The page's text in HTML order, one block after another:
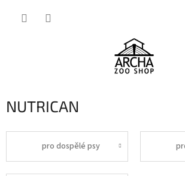
NUTRICAN
pro dospělé psy